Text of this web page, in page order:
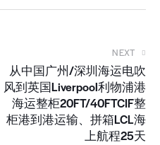
NEXT
从中国广州/深圳海运电吹
风到英国Liverpool利物浦港
海运整柜20FT/40FTCIF整
柜港到港运输、拼箱LCL海
上航程25天